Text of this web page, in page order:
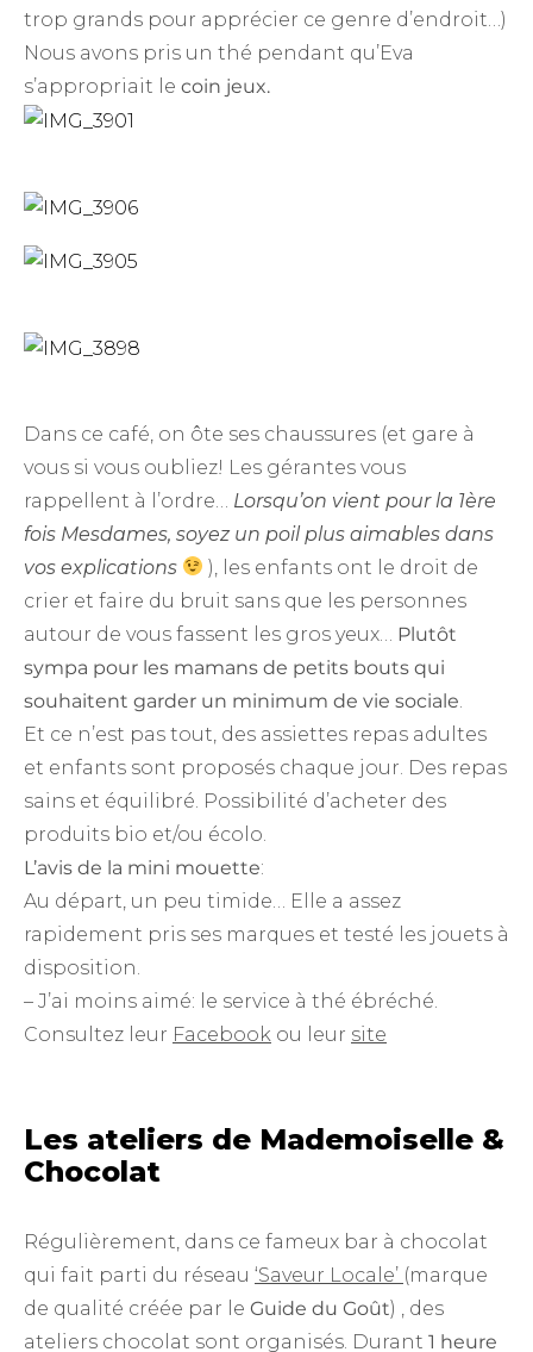
trop grands pour apprécier ce genre d’endroit…)
Nous avons pris un thé pendant qu’Eva
s’appropriait le coin jeux.
Dans ce café, on ôte ses chaussures (et gare à
vous si vous oubliez! Les gérantes vous
rappellent à l’ordre… Lorsqu’on vient pour la 1ère
fois Mesdames, soyez un poil plus aimables dans
vos explications
), les enfants ont le droit de
crier et faire du bruit sans que les personnes
autour de vous fassent les gros yeux… Plutôt
sympa pour les mamans de petits bouts qui
souhaitent garder un minimum de vie sociale
Et ce n’est pas tout, des assiettes repas adultes
et enfants sont proposés chaque jour. Des repas
sains et équilibré. Possibilité d’acheter des
produits bio et/ou écolo.
L’avis de la mini mouette:
Au départ, un peu timide… Elle a assez
rapidement pris ses marques et testé les jouets à
disposition.
– J’ai moins aimé: le service à thé ébréché.
Consultez leur Facebook ou leur site
Les ateliers de Mademoiselle &
Chocolat
Régulièrement, dans ce fameux bar à chocolat
qui fait parti du réseau ‘Saveur Locale’ (marque
de qualité créée par le Guide du Goût) , des
ateliers chocolat sont organisés. Durant 1 heure